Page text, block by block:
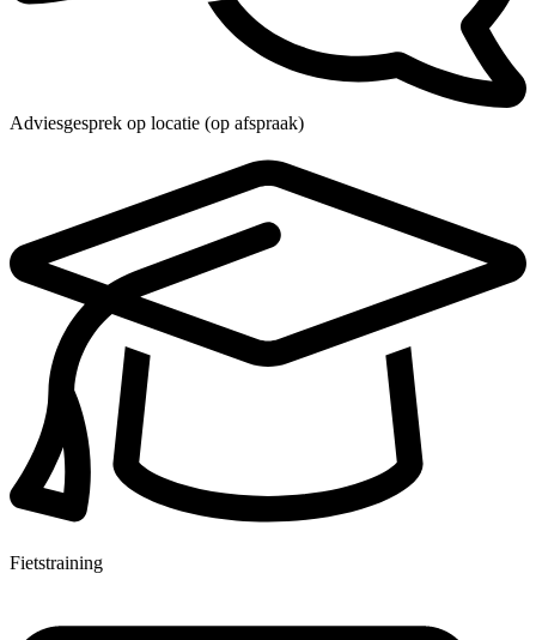
Adviesgesprek op locatie (op afspraak)
Fietstraining